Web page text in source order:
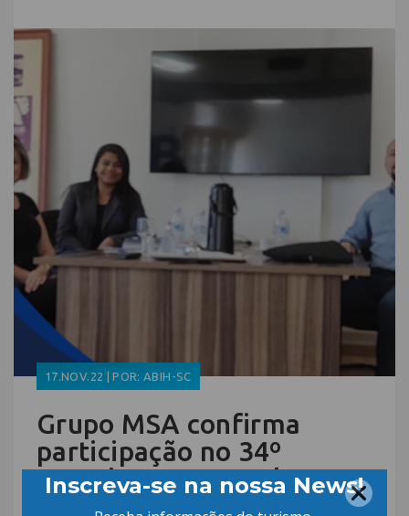
17.NOV.22 | POR: ABIH-SC
Grupo MSA confirma
participação no 34º
Encatho & Exprotel